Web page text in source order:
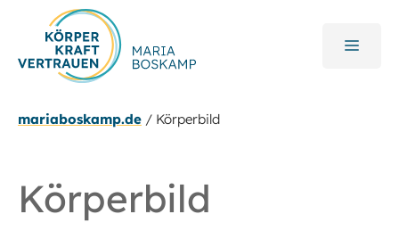
Inhalt
springen
mariaboskamp.de / Körperbild
Körperbild